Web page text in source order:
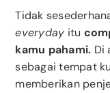
Tidak
everyday itu
kamu pahami. Di
sebagai tempat
memberikan